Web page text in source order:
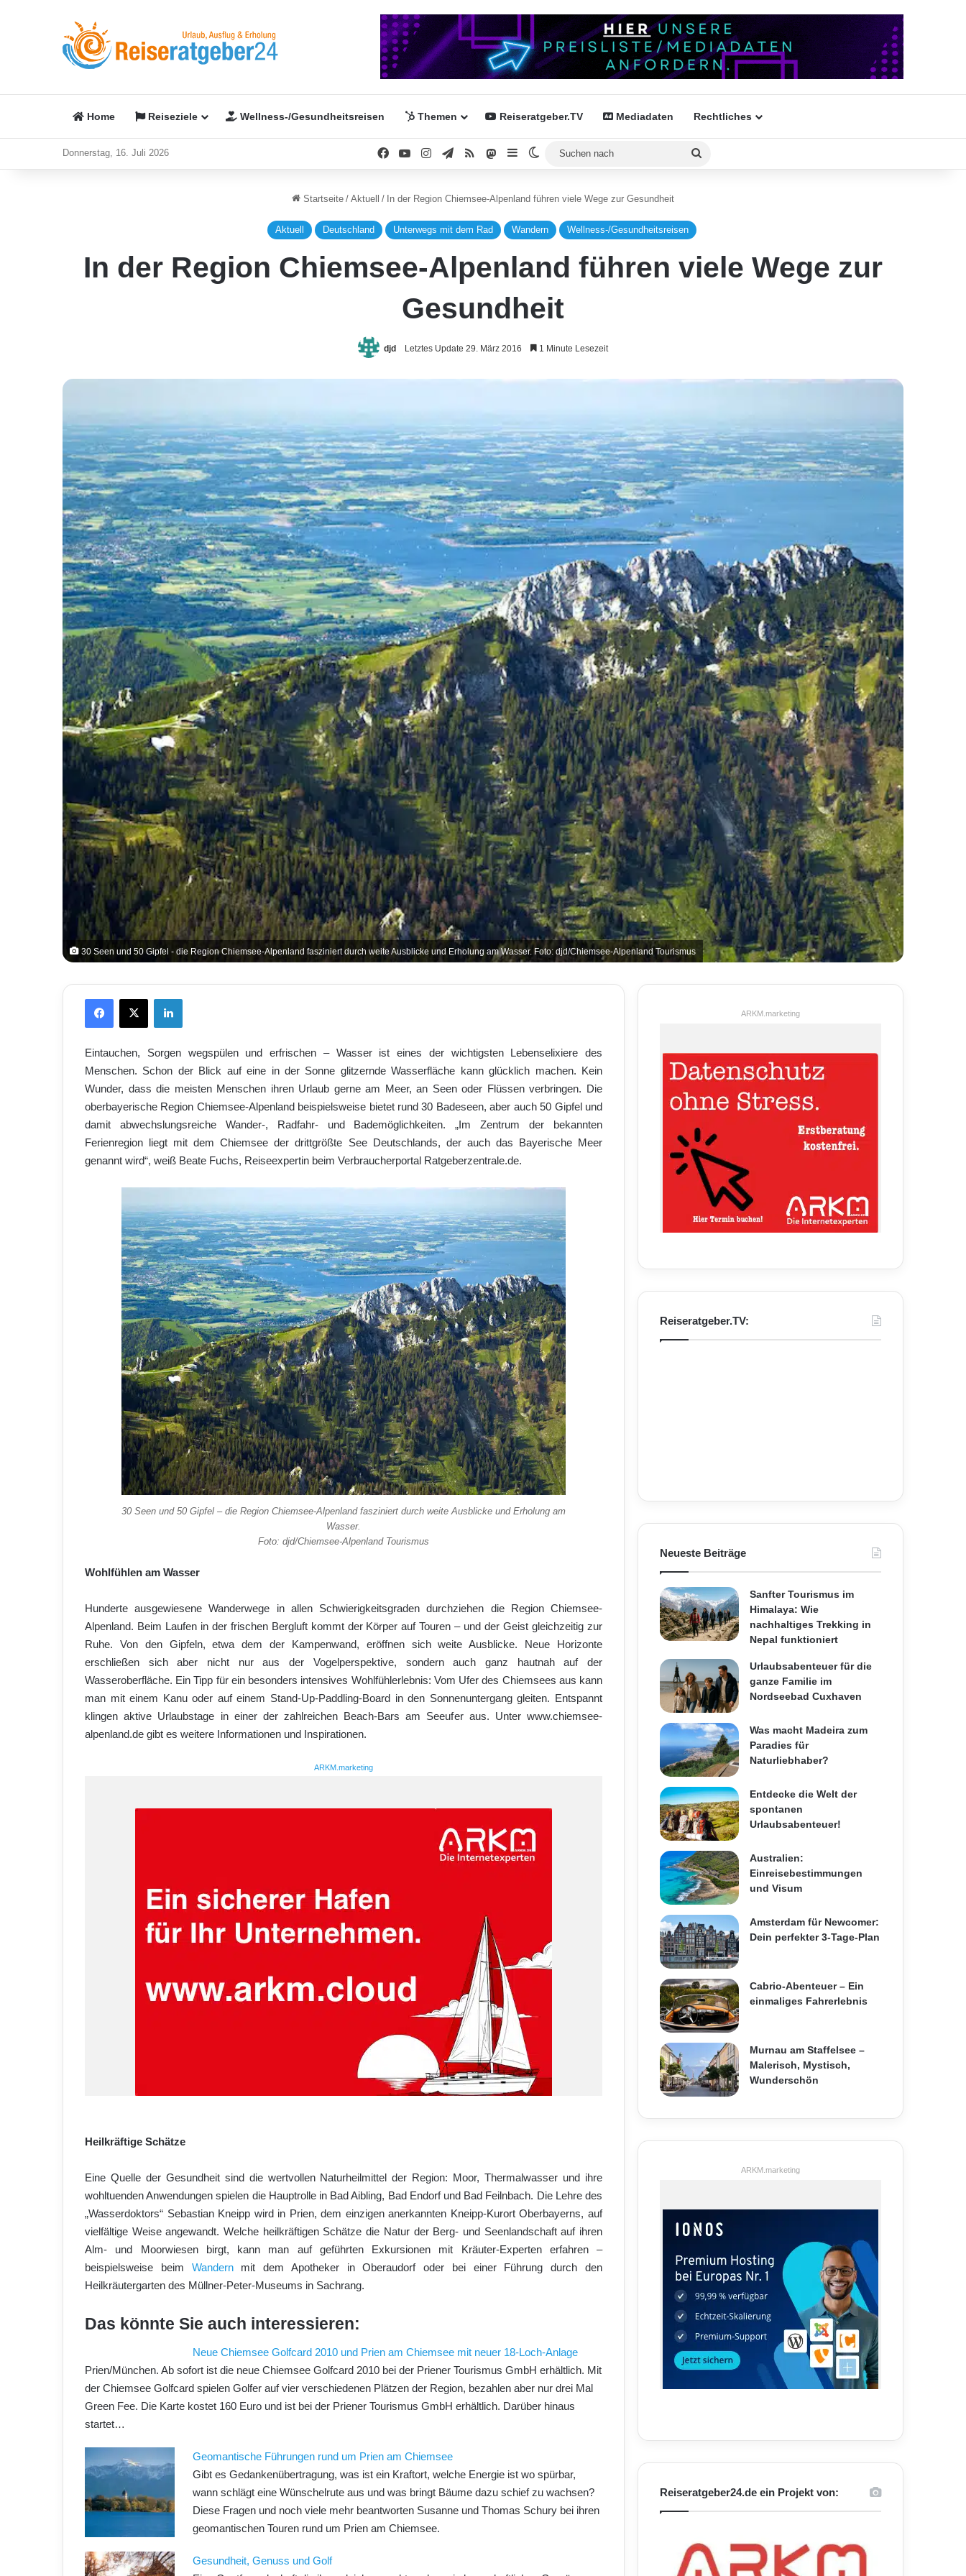
Home Reiseziele Wellness-/Gesundheitsreisen Themen Reiseratgeber.TV Mediadaten Rechtliches
Donnerstag, 16. Juli 2026 FacebookYouTubeInstagramTelegram
RSS Mastodon
SidebarSkin umschalten
Startseite / Aktuell / In der Region Chiemsee-Alpenland führen viele Wege zur Gesundheit
Aktuell Deutschland Unterwegs mit dem Rad Wandern Wellness-/Gesundheitsreisen
In der Region Chiemsee-Alpenland führen viele Wege zur
Gesundheit
djd Letztes Update 29. März 2016 1 Minute Lesezeit
30 Seen und 50 Gipfel - die Region Chiemsee-Alpenland fasziniert durch weite Ausblicke und Erholung am Wasser. Foto: djd/Chiemsee-Alpenland Tourismus
X
Eintauchen, Sorgen wegspülen und erfrischen – Wasser ist eines der wichtigsten Lebenselixiere des
Menschen. Schon der Blick auf eine in der Sonne glitzernde Wasserfläche kann glücklich machen. Kein
Wunder, dass die meisten Menschen ihren Urlaub gerne am Meer, an Seen oder Flüssen verbringen. Die
oberbayerische Region Chiemsee-Alpenland beispielsweise bietet rund 30 Badeseen, aber auch 50 Gipfel und
damit abwechslungsreiche Wander-, Radfahr- und Bademöglichkeiten. „Im Zentrum der bekannten
Ferienregion liegt mit dem Chiemsee der drittgrößte See Deutschlands, der auch das Bayerische Meer
genannt wird“, weiß Beate Fuchs, Reiseexpertin beim Verbraucherportal Ratgeberzentrale.de.
30 Seen und 50 Gipfel – die Region Chiemsee-Alpenland fasziniert durch weite Ausblicke und Erholung am
Wasser.
Foto: djd/Chiemsee-Alpenland Tourismus
Wohlfühlen am Wasser
Hunderte ausgewiesene Wanderwege in allen Schwierigkeitsgraden durchziehen die Region Chiemsee-
Alpenland. Beim Laufen in der frischen Bergluft kommt der Körper auf Touren – und der Geist gleichzeitig zur
Ruhe. Von den Gipfeln, etwa dem der Kampenwand, eröffnen sich weite Ausblicke. Neue Horizonte
erschließen sich aber nicht nur aus der Vogelperspektive, sondern auch ganz hautnah auf der
Wasseroberfläche. Ein Tipp für ein besonders intensives Wohlfühlerlebnis: Vom Ufer des Chiemsees aus kann
man mit einem Kanu oder auf einem Stand-Up-Paddling-Board in den Sonnenuntergang gleiten. Entspannt
klingen aktive Urlaubstage in einer der zahlreichen Beach-Bars am Seeufer aus. Unter www.chiemsee-
alpenland.de gibt es weitere Informationen und Inspirationen.
ARKM.marketing
Heilkräftige Schätze
Eine Quelle der Gesundheit sind die wertvollen Naturheilmittel der Region: Moor, Thermalwasser und ihre
wohltuenden Anwendungen spielen die Hauptrolle in Bad Aibling, Bad Endorf und Bad Feilnbach. Die Lehre des
„Wasserdoktors“ Sebastian Kneipp wird in Prien, dem einzigen anerkannten Kneipp-Kurort Oberbayerns, auf
vielfältige Weise angewandt. Welche heilkräftigen Schätze die Natur der Berg- und Seenlandschaft auf ihren
Alm- und Moorwiesen birgt, kann man auf geführten Exkursionen mit Kräuter-Experten erfahren –
beispielsweise beim Wandernmit dem Apotheker in Oberaudorf oder bei einer Führung durch den
Heilkräutergarten des Müllner-Peter-Museums in Sachrang.
Das könnte Sie auch interessieren:
Neue Chiemsee Golfcard 2010 und Prien am Chiemsee mit neuer 18-Loch-Anlage
Prien/München. Ab sofort ist die neue Chiemsee Golfcard 2010 bei der Priener Tourismus GmbH erhältlich. Mit
der Chiemsee Golfcard spielen Golfer auf vier verschiedenen Plätzen der Region, bezahlen aber nur drei Mal
Green Fee. Die Karte kostet 160 Euro und ist bei der Priener Tourismus GmbH erhältlich. Darüber hinaus
startet…
Geomantische Führungen rund um Prien am Chiemsee
Gibt es Gedankenübertragung, was ist ein Kraftort, welche Energie ist wo spürbar,
wann schlägt eine Wünschelrute aus und was bringt Bäume dazu schief zu wachsen?
Diese Fragen und noch viele mehr beantworten Susanne und Thomas Schury bei ihren
geomantischen Touren rund um Prien am Chiemsee.
Gesundheit, Genuss und Golf
ARKM.marketing
Reiseratgeber.TV:
Neueste Beiträge
Sanfter Tourismus im
Himalaya: Wie
nachhaltiges Trekking in
Nepal funktioniert
Urlaubsabenteuer für die
ganze Familie im
Nordseebad Cuxhaven
Was macht Madeira zum
Paradies für
Naturliebhaber?
Entdecke die Welt der
spontanen
Urlaubsabenteuer!
Australien:
Einreisebestimmungen
und Visum
Amsterdam für Newcomer:
Dein perfekter 3-Tage-Plan
Cabrio-Abenteuer – Ein
einmaliges Fahrerlebnis
Murnau am Staffelsee –
Malerisch, Mystisch,
Wunderschön
ARKM.marketing
Reiseratgeber24.de ein Projekt von: